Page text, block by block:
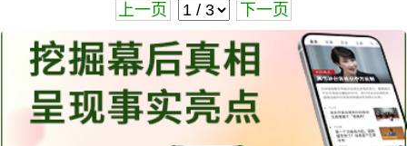
上一页 下一页